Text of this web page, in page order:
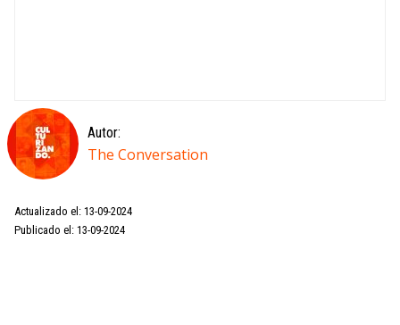
Autor:
The Conversation
Actualizado el: 13-09-2024
Publicado el: 13-09-2024